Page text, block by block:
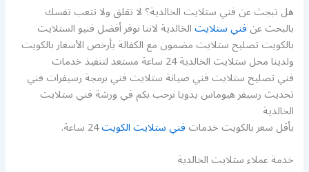
هل تبجث عن فني ستلايت الخالدية؟ لا تقلق ولا تتعب تفسك
بالبحث عنفني ستلايتالخالدية لاننا نوفر أفضل فنيو الستلايت
بالكويت تصليح ستلايت مضمون مع الكفالة بأرخص الأسعار بالكويت
ولدينا محل ستلايت الخالدية 24 ساعة مستعد لتنفيذ خدمات
فني تصليح ستلايت فني صيانة ستلايت فني برمجة رسيفرات فني
تحديث رسيفر هيوماس يدويا نرحب بكم في ورشة فني ستلايت
الخالدية
بأقل سعر بالكويت خدماتفني ستلايت الكويت24 ساعة.
خدمة عملاء ستلايت الخالدية